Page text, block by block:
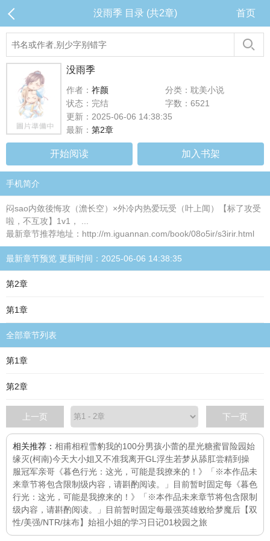
没雨季 目录 (共2章) 首页
没雨季
作者： 祚颜
分类：耽美小说
状态：完结
字数：6521
更新：2025-06-06 14:38:35
最新： 第2章
开始阅读 加入书架
手机简介
闷sao内敛後悔攻（澹长空）×外冷内热爱玩受（叶上闻）【标了攻受
啦，不互攻】1v1， ...
最新章节推荐地址：http://m.iguannan.com/book/08o5ir/s3irir.html
最新章节预览 更新时间：2025-06-06 14:38:35
第2章
第1章
全部章节列表
第1章
第2章
上一页 下一页
相关推荐： 相甫相程雪豹我的100分男孩小蕾的星光糖蜜冒险园始
缘灭(柯南)今天大小姐又不准我离开GL 浮生若梦从舔肛尝精到操
服冠军亲哥 《暮色行光：这光，可能是我撩来的！》「※本作品未
来章节将包含限制级内容，请斟酌阅读。」目前暂时固定每 《暮色
行光：这光，可能是我撩来的！》「※本作品未来章节将包含限制
级内容，请斟酌阅读。」目前暂时固定每最强英雄败给梦魔后【双
性/美强/NTR/抹布】 始祖小姐的学习日记01校园之旅